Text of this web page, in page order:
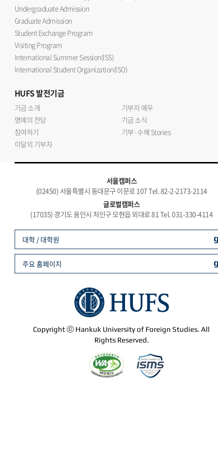
Undergraduate Admission
Graduate Admission
Student Exchange Program
Visiting Program
International Summer Session(ISS)
International Student Organization(ISO)
HUFS발전기금
기금 소개
기부자 예우
명예의 전당
기금 소식
참여하기
기부·수혜 Stories
이달의 기부자
서울캠퍼스
(02450) 서울특별시 동대문구 이문로 107 Tel. 82-2-2173-2114
글로벌캠퍼스
(17035) 경기도 용인시 처인구 모현읍 외대로 81 Tel. 031-330-4114
Copyright ⓒ Hankuk University of Foreign Studies. All
Rights Reserved.
대학 / 대학원
주요 홈페이지